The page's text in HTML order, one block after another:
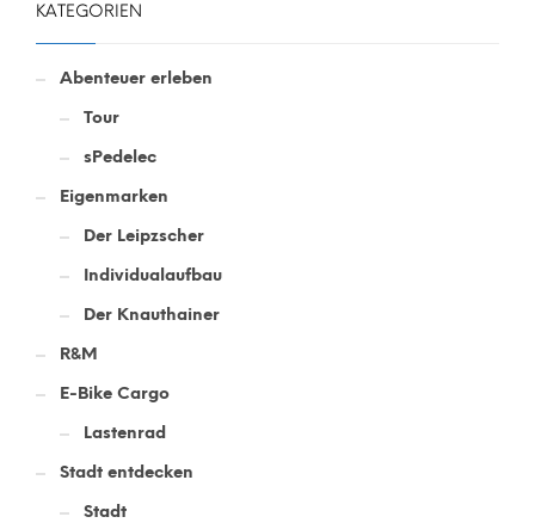
KATEGORIEN
Abenteuer erleben
Tour
sPedelec
Eigenmarken
Der Leipzscher
Individualaufbau
Der Knauthainer
R&M
E-Bike Cargo
Lastenrad
Stadt entdecken
Stadt